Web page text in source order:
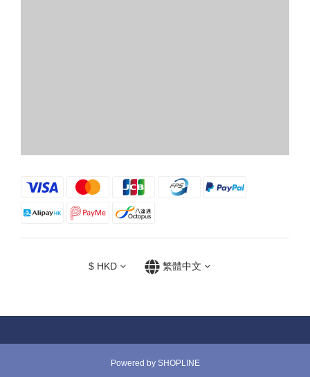
$ HKD 繁體中文
Powered by SHOPLINE